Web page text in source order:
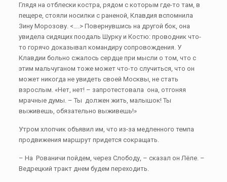
Глядя на отблески костра, рядом с которым где-то там, в
пещере, стояли носилки с раненой, Клавдия вспомнила
Зину Морозову. <….> Повернувшись на другой бок, она
увидела сидящих поодаль Шурку и Костю: проводник что-
то горячо доказывал командиру сопровождения. У
Клавдии больно сжалось сердце при мысли о том, что с
этим мальчуганом тоже может что-то случиться, что он
может никогда не увидеть своей Москвы, не стать
взрослым. «Нет, нет! – запротестовала она, отгоняя
мрачные думы. – Ты должен жить, малышок! Ты
выживешь, обязательно выживешь!»
Утром хлопчик объявил им, что из-за медленного темпа
продвижения маршрут придется сокращать.
– На Рованичи пойдем, через Слободу, – сказал он Лёле. –
Ведрецкий тракт днем будем переходить.